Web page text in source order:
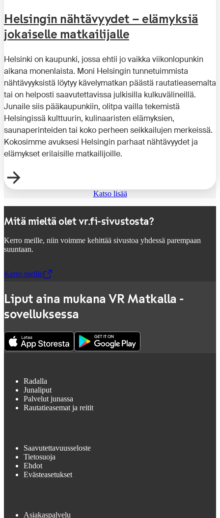
Helsingin nähtävyydet – elämyksiä
jokaiselle matkailijalle
Helsinki on kaupunki, jossa ehtii jo vaikka viikonlopunkin
aikana monenlaista. Moni Helsingin tunnetuimmista
nähtävyyksistä löytyy kävelymatkan päästä rautatieasemalta
tai on helposti saavutettavissa julkisilla kulkuvälineillä.
Junaile siis pääkaupunkiin, olitpa vailla tekemistä
Helsingissä kulttuurin, kulinaaristen elämyksien,
saunaperinteiden tai koko perheen seikkailujen merkeissä.
Kokosimme avuksesi Helsingin parhaat nähtävyydet ja
elämykset erilaisille matkailijoille.
Katso lisää
Mitä mieltä olet vr.fi-sivustosta?
Kerro meille, niin voimme kehittää sivustoa yhdessä parempaan
suuntaan.
Kerro meille
,Avataan uudessa välilehdessä
Liput aina mukana VR Matkalla -
sovelluksessa
Radalla
Junaliput
Palvelut junassa
Rautatieasemat ja reitit
Saavutettavuusseloste
Tietosuoja
Ehdot
Evästeasetukset
Asiakaspalvelu